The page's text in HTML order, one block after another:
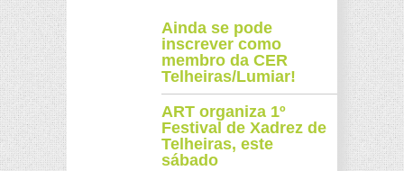
Ainda se pode
inscrever como
membro da CER
Telheiras/Lumiar!
ART organiza 1º
Festival de Xadrez de
Telheiras, este
sábado